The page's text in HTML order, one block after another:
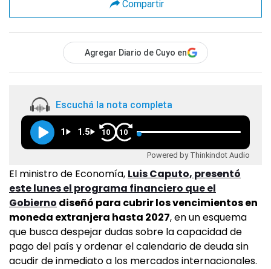
Compartir
Agregar Diario de Cuyo en
Escuchá la nota completa
1 1.5 10 10
Powered by Thinkindot Audio
El ministro de Economía, Luis Caputo, presentó
este lunes el programa financiero que el
Gobierno diseñó para cubrir los vencimientos en
moneda extranjera hasta 2027, en un esquema
que busca despejar dudas sobre la capacidad de
pago del país y ordenar el calendario de deuda sin
acudir de inmediato a los mercados internacionales.